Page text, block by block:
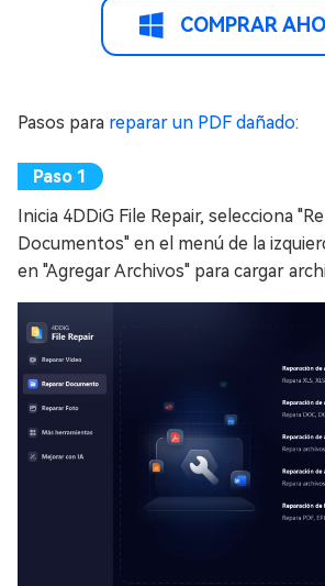
COMPRAR
Pasos para reparar un PDF dañado:
Inicia 4DDiG File Repair, selecciona
Documentos" en el menú de la
en "Agregar Archivos" para cargar